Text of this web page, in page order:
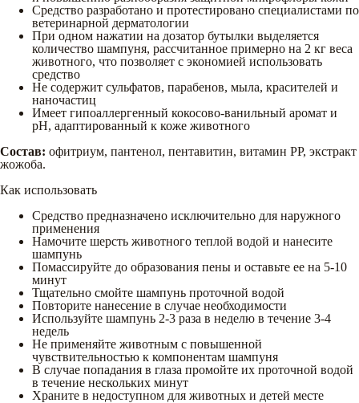
Средство разработано и протестировано специалистами по
ветеринарной дерматологии
При одном нажатии на дозатор бутылки выделяется
количество шампуня, рассчитанное примерно на 2 кг веса
животного, что позволяет с экономией использовать
средство
Не содержит сульфатов, парабенов, мыла, красителей и
наночастиц
Имеет гипоаллергенный кокосово-ванильный аромат и
рН, адаптированный к коже животного
Состав: офитриум, пантенол, пентавитин, витамин PP, экстракт
жожоба.
Как использовать
Средство предназначено исключительно для наружного
применения
Намочите шерсть животного теплой водой и нанесите
шампунь
Помассируйте до образования пены и оставьте ее на 5-10
минут
Тщательно смойте шампунь проточной водой
Повторите нанесение в случае необходимости
Используйте шампунь 2-3 раза в неделю в течение 3-4
недель
Не применяйте животным с повышенной
чувствительностью к компонентам шампуня
В случае попадания в глаза промойте их проточной водой
в течение нескольких минут
Храните в недоступном для животных и детей месте